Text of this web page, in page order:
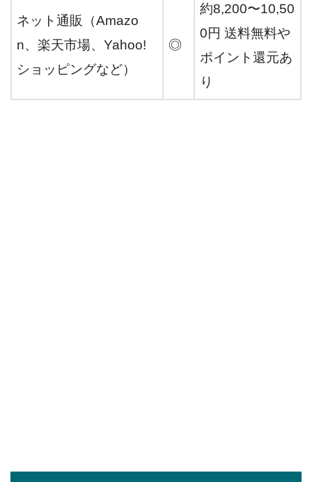
ネット通販（Amazo
n、楽天市場、Yahoo!
ショッピングなど）
◎
約8,200〜10,50
0円 送料無料や
ポイント還元あ
り